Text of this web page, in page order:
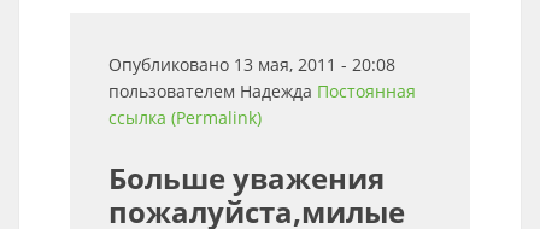
Опубликовано 13 мая, 2011 - 20:08
пользователем Надежда Постоянная
ссылка (Permalink)
Больше уважения
пожалуйста,милые